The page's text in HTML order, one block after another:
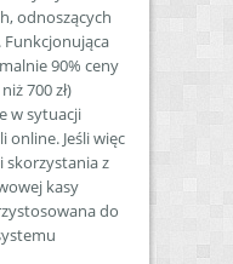
odnoszących
90% ceny
700 zł)
w sytuacji
online. Jeśli więc
skorzystania z
kasy
do